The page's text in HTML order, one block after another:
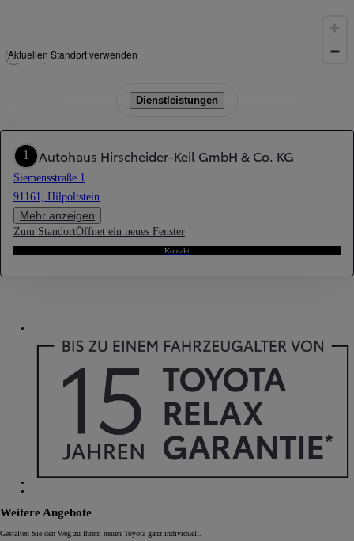
Aktuellen Standort verwenden
Dienstleistungen
1 Autohaus Hirscheider-Keil GmbH & Co. KG
Siemensstraße 1
91161, Hilpoltstein
Mehr anzeigen
Kontakt
Zum StandortÖffnet ein neues Fenster
Weitere Angebote
Gestalten Sie den Weg zu Ihrem neuen Toyota ganz individuell.